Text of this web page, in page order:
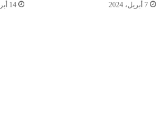
7 أبريل، 2024 14 أبريل، 2020